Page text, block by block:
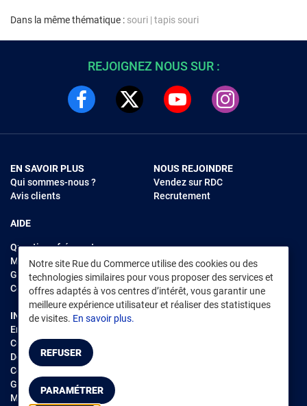
Dans la même thématique : souri | tapis souri
Notre site Rue du Commerce utilise des cookies ou des
technologies similaires pour vous proposer des services et
offres adaptés à vos centres d’intérêt, vous garantir une
meilleure expérience utilisateur et réaliser des statistiques
de visites. En savoir plus.
REFUSER
PARAMÉTRER
REJOIGNEZ NOUS SUR :
EN SAVOIR PLUS
Qui sommes-nous ?
Avis clients
AIDE
Questions fréquentes
Modes de règlements
Garantie et retours
Contacter Rue du Commerce
NOUS REJOINDRE
Vendez sur RDC
Recrutement
INFORMATIONS LÉGALES
Environnement
CGV /CGU Marketplace
Données personnelles
Cookies
Gérer mes cookies
Mentions légales